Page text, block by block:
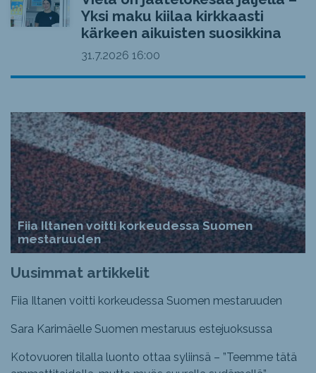
Yksi maku kiilaa kirkkaasti
kärkeen aikuisten suosikkina
31.7.2026 16:00
Fiia Iltanen voitti korkeudessa Suomen
mestaruuden
Uusimmat artikkelit
Fiia Iltanen voitti korkeudessa Suomen mestaruuden
Sara Karimäelle Suomen mestaruus estejuoksussa
Kotovuoren tilalla luonto ottaa syliinsä – ”Teemme tätä